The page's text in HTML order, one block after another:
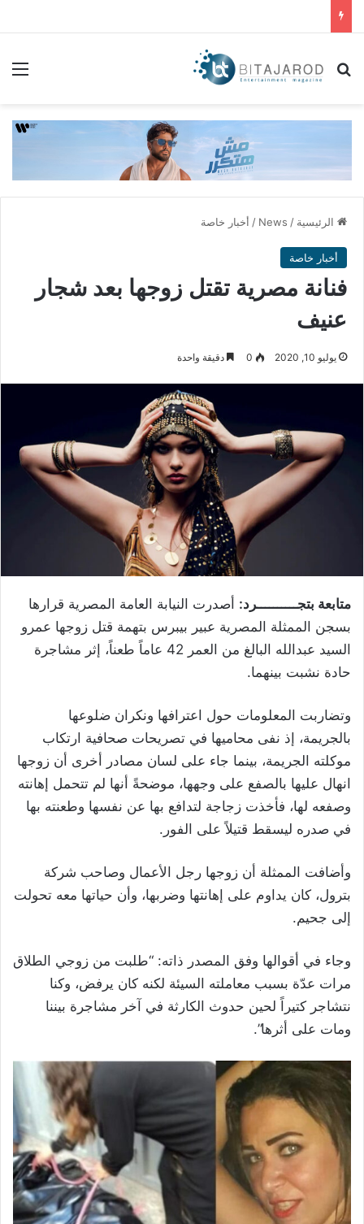
بحث عن
الرئيسية /
News
/ أخبار خاصة
أخبار خاصة
فنانة مصرية تقتل زوجها بعد شجار
عنيف
يوليو 10, 2020 0 دقيقة واحدة
متابعة بتجــــــــــرد: أصدرت النيابة العامة المصرية قرارها
بسجن الممثلة المصرية عبير بيبرس بتهمة قتل زوجها عمرو
السيد عبدالله البالغ من العمر 42 عاماً طعناً، إثر مشاجرة
حادة نشبت بينهما.
وتضاربت المعلومات حول اعترافها ونكران ضلوعها
بالجريمة، إذ نفى محاميها في تصريحات صحافية ارتكاب
موكلته الجريمة، بينما جاء على لسان مصادر أخرى أن زوجها
انهال عليها بالصفع على وجهها، موضحةً أنها لم تتحمل إهانته
وصفعه لها، فأخذت زجاجة لتدافع بها عن نفسها وطعنته بها
في صدره ليسقط قتيلاً على الفور.
وأضافت الممثلة أن زوجها رجل الأعمال وصاحب شركة
بترول، كان يداوم على إهانتها وضربها، وأن حياتها معه تحولت
إلى جحيم.
وجاء في أقوالها وفق المصدر ذاته: “طلبت من زوجي الطلاق
مرات عدّة بسبب معاملته السيئة لكنه كان يرفض، وكنا
نتشاجر كتيراً لحين حدوث الكارثة في آخر مشاجرة بيننا
ومات على أثرها”.